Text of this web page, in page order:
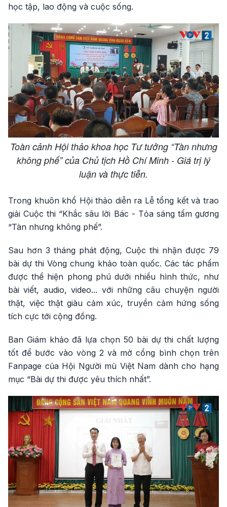
học tập, lao động và cuộc sống.
Toàn cảnh Hội thảo khoa học Tư tưởng “Tàn nhưng
không phế” của Chủ tịch Hồ Chí Minh - Giá trị lý
luận và thực tiễn.
Trong khuôn khổ Hội thảo diễn ra Lễ tổng kết và trao
giải Cuộc thi “Khắc sâu lời Bác - Tỏa sáng tấm gương
“Tàn nhưng không phế”.
Sau hơn 3 tháng phát động, Cuộc thi nhận được 79
bài dự thi Vòng chung khảo toàn quốc. Các tác phẩm
được thể hiện phong phú dưới nhiều hình thức, như
bài viết, audio, video... với những câu chuyện người
thật, việc thật giàu cảm xúc, truyền cảm hứng sống
tích cực tới cộng đồng.
Ban Giám khảo đã lựa chọn 50 bài dự thi chất lượng
tốt để bước vào vòng 2 và mở cổng bình chọn trên
Fanpage của Hội Người mù Việt Nam dành cho hạng
mục “Bài dự thi được yêu thích nhất”.